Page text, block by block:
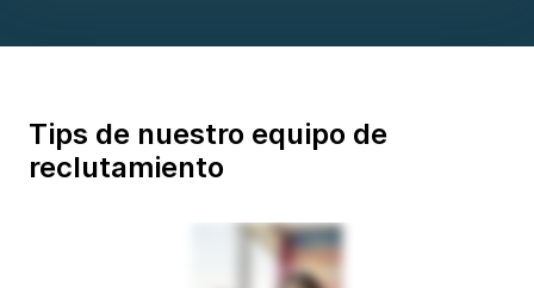
Tips de nuestro equipo de
reclutamiento